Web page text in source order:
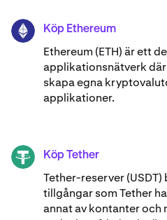
ETH Köp Ethereum
Ethereum (ETH) är ett
applikationsnätverk
skapa egna
applikationer.
USDT Köp Tether
Tether-reserver
tillgångar som Tether
annat av kontanter och